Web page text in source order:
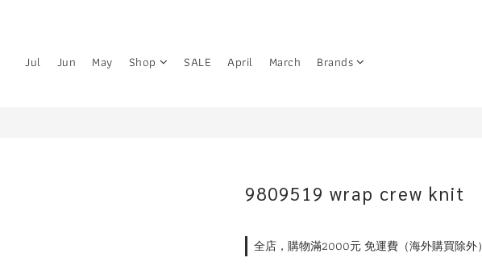
Jul Jun May Shop SALE April March Brands
9809519 wrap crew knit
全店，購物滿2000元 免運費（海外購買除外）